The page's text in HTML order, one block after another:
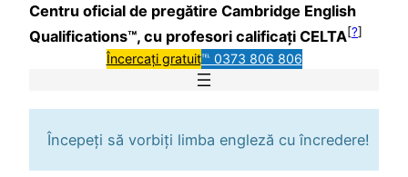
Centru oficial de pregătire Cambridge English
Qualifications™, cu profesori calificați CELTA[?]
Încercați gratuit℡ 0373 806 806
Începeți să vorbiți limba engleză cu încredere!